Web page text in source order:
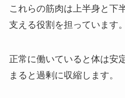
これらの筋肉は上半身と下
支える役割を担っています。
正常に働いていると体は安
まると過剰に収縮します。